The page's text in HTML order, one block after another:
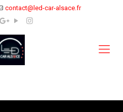
contact@led-car-alsace.fr